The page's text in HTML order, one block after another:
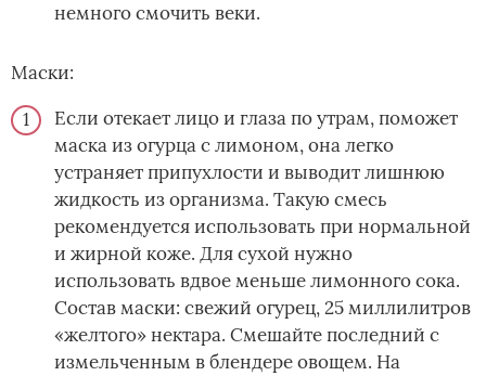
немного смочить веки.
Маски:
Если отекает лицо и глаза по утрам, поможет
маска из огурца с лимоном, она легко
устраняет припухлости и выводит лишнюю
жидкость из организма. Такую смесь
рекомендуется использовать при нормальной
и жирной коже. Для сухой нужно
использовать вдвое меньше лимонного сока.
Состав маски: свежий огурец, 25 миллилитров
«желтого» нектара. Смешайте последний с
измельченным в блендере овощем. На